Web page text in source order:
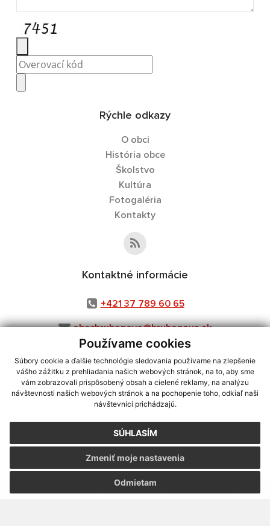
Používame cookies
Súbory cookie a ďalšie technológie sledovania používame na zlepšenie
vášho zážitku z prehliadania našich webových stránok, na to, aby sme
vám zobrazovali prispôsobený obsah a cielené reklamy, na analýzu
návštevnosti našich webových stránok a na pochopenie toho, odkiaľ naši
návštevníci prichádzajú.
SÚHLASÍM
Odmietam
Zmeniť moje nastavenia
Rýchle odkazy
O obci
História obce
Školstvo
Kultúra
Fotogaléria
Kontakty
Kontaktné informácie
+421 37 789 60 65
obechrubonovo@hrubonovo.sk
využite možnosť získavania aktuálnych informácií s využitím RSS
CMS systém (redakčný) systém ECHELON 2,Mapa stránok,web portál
webex.digital, s.r.o.,domény,registrácia domény
Posledná aktualizácia:10.08.2026
Vytlačiť stránku|Vyhlásenie o prístupnosti